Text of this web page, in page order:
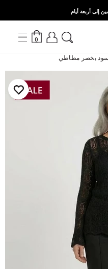
إلى أربعة أيام
0
بخصر مطاطي